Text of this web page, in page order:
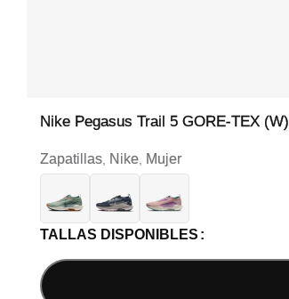
Nike Pegasus Trail 5 GORE-TEX (W)
Zapatillas, Nike, Mujer
TALLAS DISPONIBLES